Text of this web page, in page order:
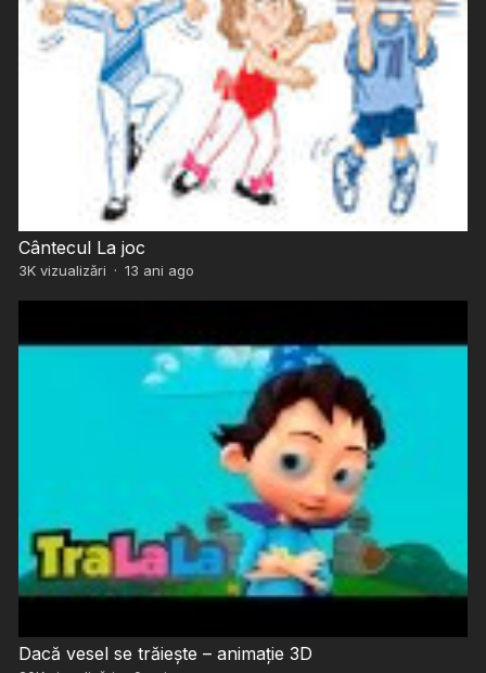
Cântecul La joc
3Kvizualizări · 13 ani ago
Dacă vesel se trăiește – animație 3D